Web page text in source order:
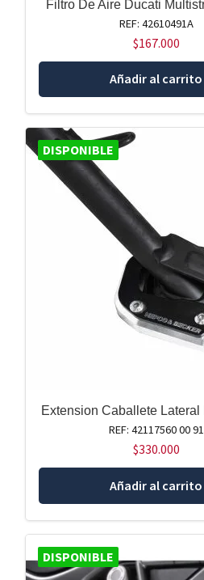
Filtro De Aire Ducati
REF: 42610491A
$167.000
Añadir al carrito
DISPONIBLE
Extension Caballete Lateral
REF: 42117560 00 91
$330.000
Añadir al carrito
DISPONIBLE